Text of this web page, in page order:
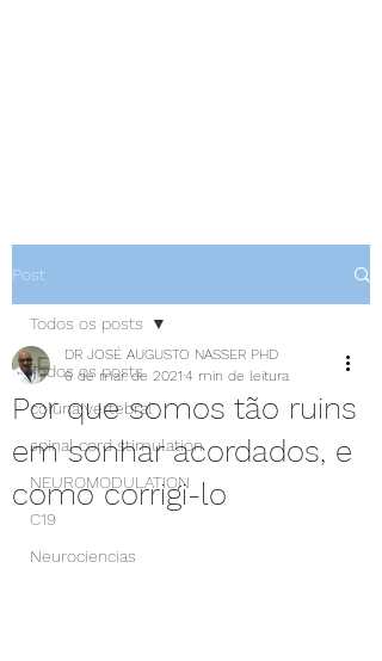
Post
Todos os posts
coluna vertebral
spinal cord stimulation
NEUROMODULATION
C19
Neurociencias
Todos os posts
Por que somos tão ruins
em sonhar acordados, e
como corrigi-lo
DR JOSÉ AUGUSTO NASSER PHD
6 de mar. de 2021 4 min de leitura